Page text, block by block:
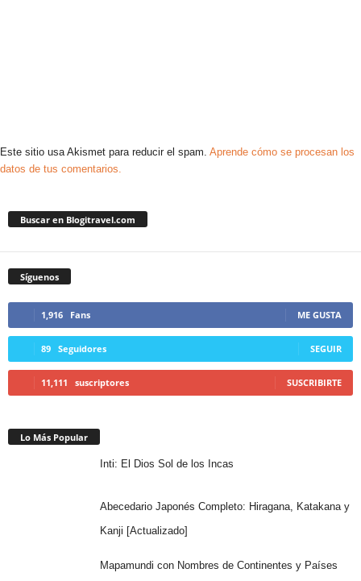
Este sitio usa Akismet para reducir el spam. Aprende cómo se procesan los
datos de tus comentarios.
Buscar en Blogitravel.com
Síguenos
1,916 Fans ME GUSTA
89 Seguidores SEGUIR
11,111 suscriptores SUSCRIBIRTE
Lo Más Popular
Inti: El Dios Sol de los Incas
Abecedario Japonés Completo: Hiragana, Katakana y
Kanji [Actualizado]
Mapamundi con Nombres de Continentes y Países